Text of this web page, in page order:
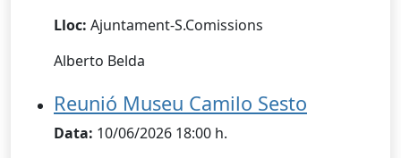
Lloc: Ajuntament-S.Comissions
Alberto Belda
Reunió Museu Camilo Sesto
Data: 10/06/2026 18:00 h.